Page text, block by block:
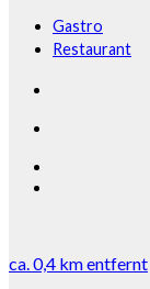
Gastro
Restaurant
ca. 0,4 kmentfernt